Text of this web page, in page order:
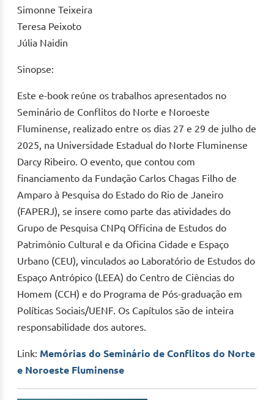
Simonne Teixeira
Teresa Peixoto
Júlia Naidin
Sinopse:
Este e-book reúne os trabalhos apresentados no
Seminário de Conflitos do Norte e Noroeste
Fluminense, realizado entre os dias 27 e 29 de julho de
2025, na Universidade Estadual do Norte Fluminense
Darcy Ribeiro. O evento, que contou com
financiamento da Fundação Carlos Chagas Filho de
Amparo à Pesquisa do Estado do Rio de Janeiro
(FAPERJ), se insere como parte das atividades do
Grupo de Pesquisa CNPq Officina de Estudos do
Patrimônio Cultural e da Oficina Cidade e Espaço
Urbano (CEU), vinculados ao Laboratório de Estudos do
Espaço Antrópico (LEEA) do Centro de Ciências do
Homem (CCH) e do Programa de Pós-graduação em
Políticas Sociais/UENF. Os Capítulos são de inteira
responsabilidade dos autores.
Link: Memórias do Seminário de Conflitos do Norte
e Noroeste Fluminense